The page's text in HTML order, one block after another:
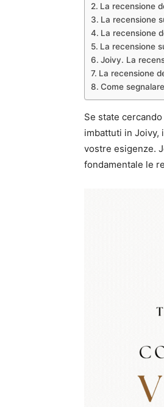
La recensione
La recensione
La recensione
La recensione
Joivy. La
La recensione
Come
Se state
imbattuti in Joivy,
vostre esigenze.
fondamentale le